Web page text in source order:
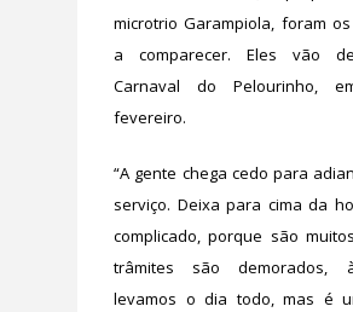
microtrio Garampiola, foram
a comparecer. Eles vão
Carnaval do Pelourinho,
fevereiro.
“A gente chega cedo para
serviço. Deixa para cima da
complicado, porque são
trâmites são demorados,
levamos o dia todo, mas é